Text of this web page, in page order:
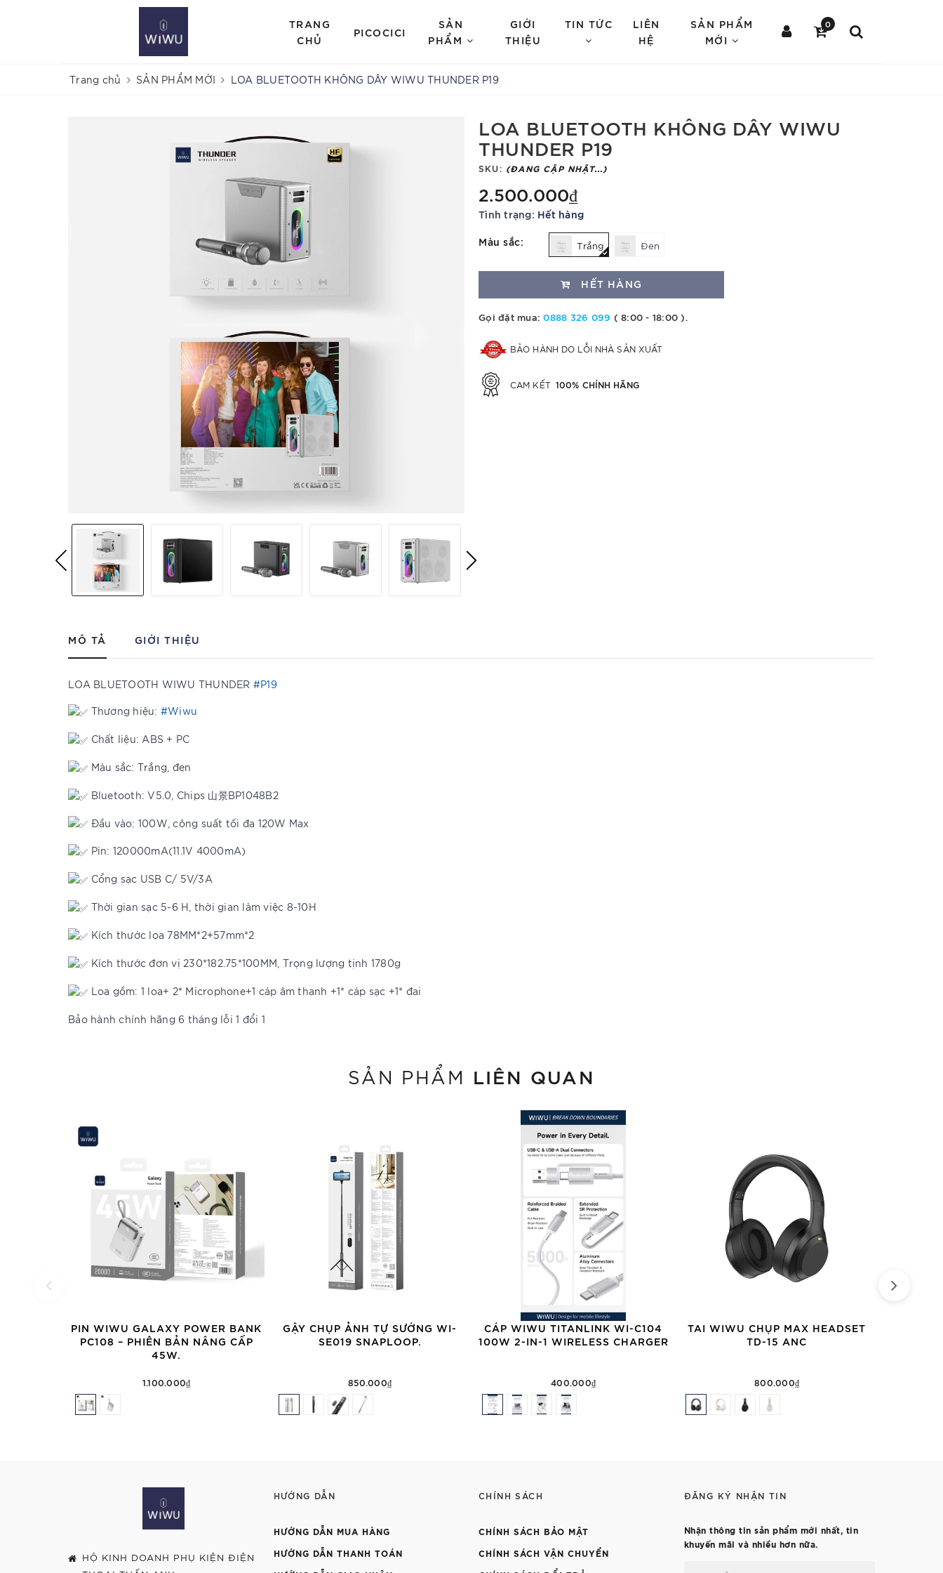
TRANG
CHỦ
PICOCICI
SẢN
PHẨM
GIỚI
THIỆU
TIN TỨC
LIÊN
HỆ
SẢN PHẨM
MỚI
0
Trang chủ SẢN PHẨM MỚI LOA BLUETOOTH KHÔNG DÂY WIWU THUNDER P19
LOA BLUETOOTH KHÔNG DÂY WIWU
THUNDER P19
SKU: (ĐANG CẬP NHẬT...)
2.500.000₫
Tình trạng: Hết hàng
Màu sắc: Trắng Đen
HẾT HÀNG
Gọi đặt mua:0888 326 099 ( 8:00 - 18:00 ).
BẢO HÀNH DO LỖI NHÀ SẢN XUẤT
CAM KẾT 100% CHÍNH HÃNG
MÔ TẢ GIỚI THIỆU
LOA BLUETOOTH WIWU THUNDER #P19
Thương hiệu: #Wiwu
Chất liệu: ABS + PC
Màu sắc: Trắng, đen
Bluetooth: V5.0, Chips 山景BP1048B2
Đầu vào: 100W, công suất tối đa 120W Max
Pin: 120000mA(11.1V 4000mA)
Cổng sạc USB C/ 5V/3A
Thời gian sạc 5-6 H, thời gian làm việc 8-10H
Kích thước loa 78MM*2+57mm*2
Kích thước đơn vị 230*182.75*100MM, Trọng lượng tịnh 1780g
Loa gồm: 1 loa+ 2* Microphone+1 cáp âm thanh +1* cáp sạc +1* đai
Bảo hành chính hãng 6 tháng lỗi 1 đổi 1
SẢN PHẨM LIÊN QUAN
PIN WIWU GALAXY POWER BANK
PC108 – PHIÊN BẢN NÂNG CẤP
45W.
1.100.000₫
GẬY CHỤP ẢNH TỰ SƯỚNG WI-
SE019 SNAPLOOP.
850.000₫
CÁP WIWU TITANLINK WI-C104
100W 2-IN-1 WIRELESS CHARGER
400.000₫
TAI WIWU CHỤP MAX HEADSET
TD-15 ANC
800.000₫
HỘ KINH DOANH PHỤ KIỆN ĐIỆN
HƯỚNG DẪN
HƯỚNG DẪN MUA HÀNG
HƯỚNG DẪN THANH TOÁN
CHÍNH SÁCH
CHÍNH SÁCH BẢO MẬT
CHÍNH SÁCH VẬN CHUYỂN
ĐĂNG KÝ NHẬN TIN
Nhận thông tin sản phẩm mới nhất, tin
khuyến mãi và nhiều hơn nữa.